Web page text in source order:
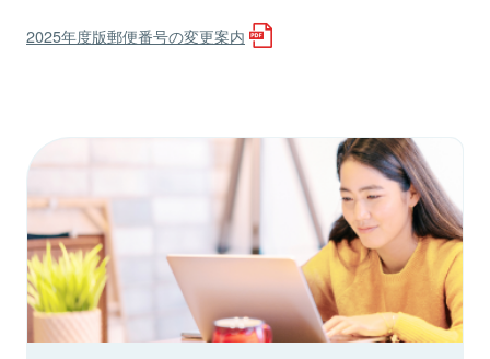
2025年度版郵便番号の変更案内